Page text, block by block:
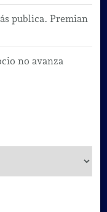
publica. Premian
no avanza